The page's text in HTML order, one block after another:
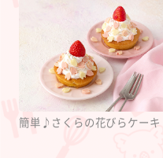
簡単♪さくらの花びらケーキ